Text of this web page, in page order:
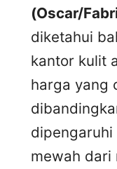
(Oscar/
diketahui
kantor kulit
harga yang
dipengaruhi
mewah dari